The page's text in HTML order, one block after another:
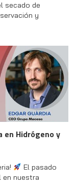
secado de
y
en Hidrógeno y
El pasado
en nuestra